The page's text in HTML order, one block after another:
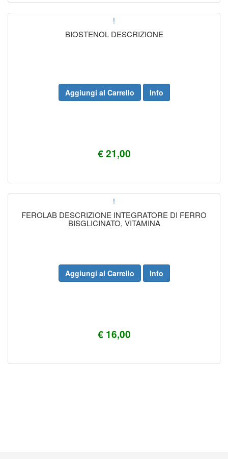
!
BIOSTENOL DESCRIZIONE
€ 21,00
Aggiungi al Carrello Info
!
FEROLAB DESCRIZIONE INTEGRATORE DI FERRO
BISGLICINATO, VITAMINA
€ 16,00
Aggiungi al Carrello Info